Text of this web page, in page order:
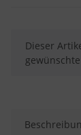
x
Dieser